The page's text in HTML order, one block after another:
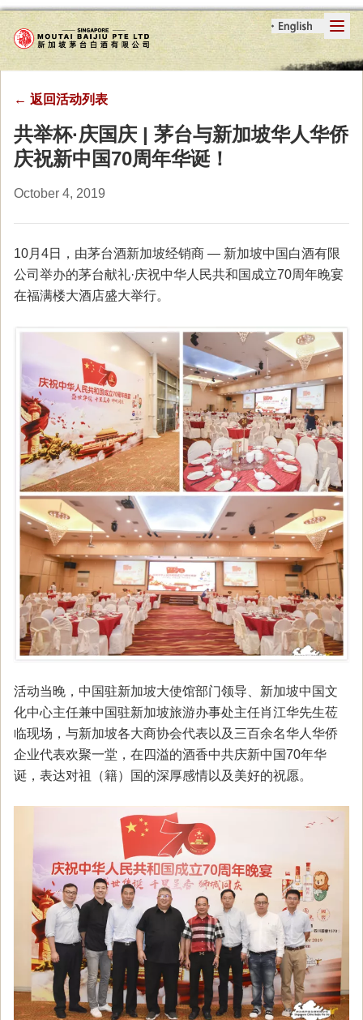
← 返回活动列表
共举杯·庆国庆 | 茅台与新加坡华人华侨
庆祝新中国70周年华诞！
October 4, 2019
10月4日，由茅台酒新加坡经销商 — 新加坡中国白酒有限
公司举办的茅台献礼·庆祝中华人民共和国成立70周年晚宴
在福满楼大酒店盛大举行。
活动当晚，中国驻新加坡大使馆部门领导、新加坡中国文
化中心主任兼中国驻新加坡旅游办事处主任肖江华先生莅
临现场，与新加坡各大商协会代表以及三百余名华人华侨
企业代表欢聚一堂，在四溢的酒香中共庆新中国70年华
诞，表达对祖（籍）国的深厚感情以及美好的祝愿。